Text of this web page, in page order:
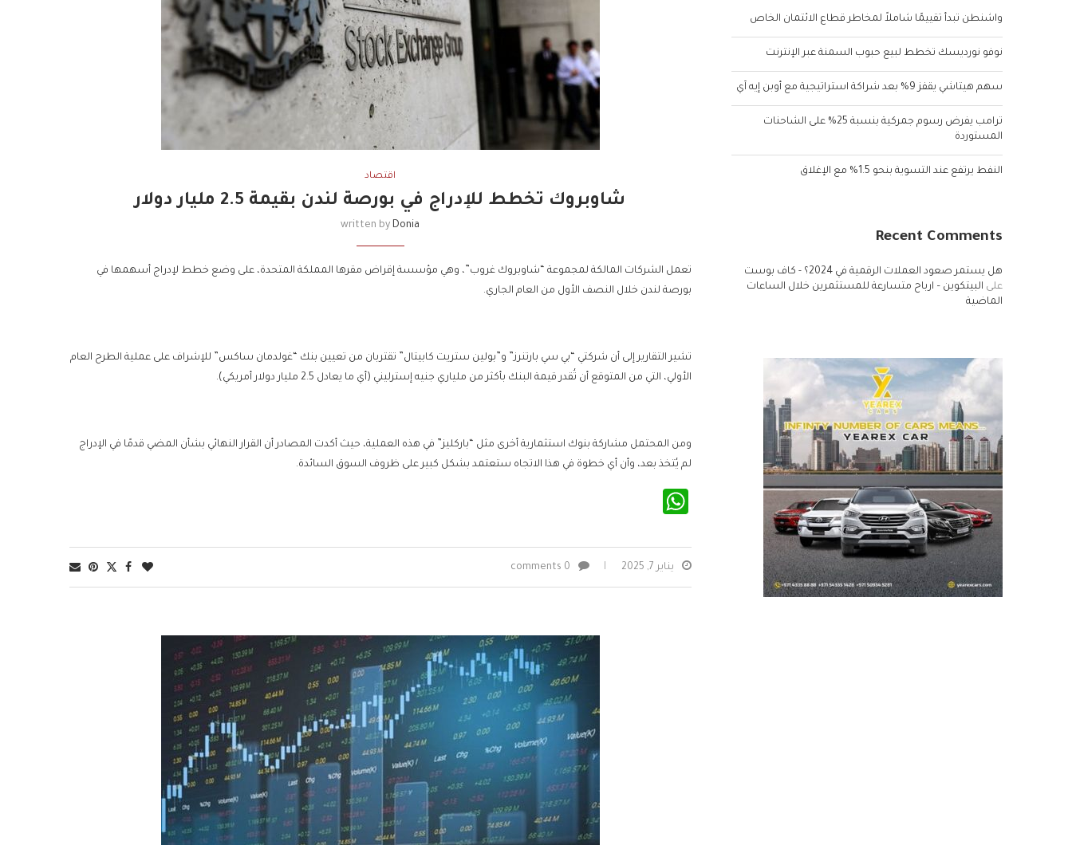
اقتصاد
شاوبروك تخطط للإدراج في بورصة لندن بقيمة 2.5 مليار دولار
written by Donia
تعمل الشركات المالكة لمجموعة “شاوبروك غروب”، وهي مؤسسة إقراض مقرها المملكة المتحدة، على وضع خطط لإدراج أسهمها في
بورصة لندن خلال النصف الأول من العام الجاري.
تشير التقارير إلى أن شركتي “بي سي بارتنرز” و”بولين ستريت كابيتال” تقتربان من تعيين بنك “غولدمان ساكس” للإشراف على عملية الطرح العام
الأولي، التي من المتوقع أن تُقدر قيمة البنك بأكثر من ملياري جنيه إسترليني (أي ما يعادل 2.5 مليار دولار أمريكي).
ومن المحتمل مشاركة بنوك استثمارية أخرى مثل “باركليز” في هذه العملية، حيث أكدت المصادر أن القرار النهائي بشأن المضي قدمًا في الإدراج
لم يُتخذ بعد، وأن أي خطوة في هذا الاتجاه ستعتمد بشكل كبير على ظروف السوق السائدة.
يناير 7, 2025 0 comments
واشنطن تبدأ تقييمًا شاملاً لمخاطر قطاع الائتمان الخاص
نوفو نورديسك تخطط لبيع حبوب السمنة عبر الإنترنت
سهم هيتاشي يقفز 9% بعد شراكة استراتيجية مع أوبن إيه آي
ترامب يفرض رسوم جمركية بنسبة 25% على الشاحنات
المستوردة
النفط يرتفع عند التسوية بنحو 1.5% مع الإغلاق
Recent Comments
هل يستمر صعود العملات الرقمية في 2024؟ - كاف بوست
على البيتكوين – ارباح متسارعة للمستثمرين خلال الساعات
الماضية